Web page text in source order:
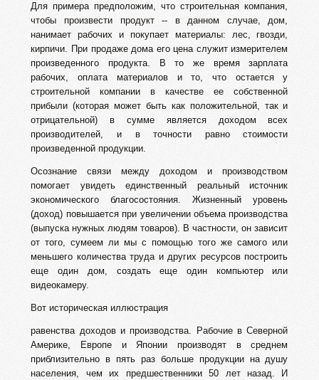
Для примера предположим, что строительная компания,
чтобы произвести продукт -- в данном случае, дом,
нанимает рабочих и покупает материалы: лес, гвозди,
кирпичи. При продаже дома его цена служит измерителем
произведенного продукта. В то же время зарплата
рабочих, оплата материалов и то, что остается у
строительной компании в качестве ее собственной
прибыли (которая может быть как положительной, так и
отрицательной) в сумме является доходом всех
производителей, и в точности равно стоимости
произведенной продукции.
Осознание связи между доходом и производством
помогает увидеть единственный реальный источник
экономического благосостояния. Жизненный уровень
(доход) повышается при увеличении объема производства
(выпуска нужных людям товаров). В частности, он зависит
от того, сумеем ли мы с помощью того же самого или
меньшего количества труда и других ресурсов построить
еще один дом, создать еще один компьютер или
видеокамеру.
Вот историческая иллюстрация
равенства доходов и производства. Рабочие в Северной
Америке, Европе и Японии производят в среднем
приблизительно в пять раз больше продукции на душу
населения, чем их предшественники 50 лет назад. И